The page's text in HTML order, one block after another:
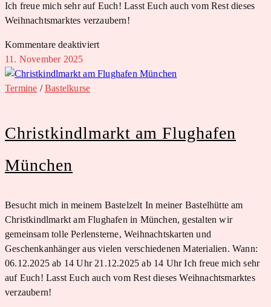
Ich freue mich sehr auf Euch! Lasst Euch auch vom Rest dieses
Weihnachtsmarktes verzaubern!
Kommentare deaktiviertfür
in
11. November 2025
Termine /Bastelkurse
Christkindlmarkt am Flughafen
München
Besucht mich in meinem Bastelzelt In meiner Bastelhütte am
Christkindlmarkt am Flughafen in München, gestalten wir
gemeinsam tolle Perlensterne, Weihnachtskarten und
Geschenkanhänger aus vielen verschiedenen Materialien. Wann:
06.12.2025 ab 14 Uhr 21.12.2025 ab 14 Uhr Ich freue mich sehr
auf Euch! Lasst Euch auch vom Rest dieses Weihnachtsmarktes
verzaubern!